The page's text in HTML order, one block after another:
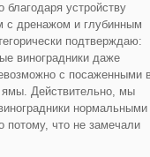
благодаря устройству
с дренажом и глубинным
подтверждаю:
виноградники даже
с посаженными
Действительно, мы
нормальными
потому, что не замечали